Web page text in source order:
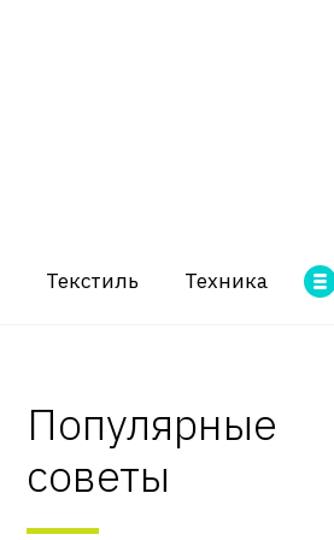
Текстиль Техника
Популярные
советы